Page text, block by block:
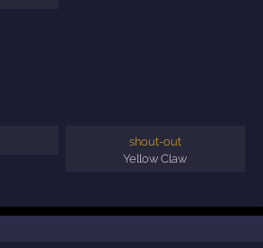
shout-out
Yellow Claw